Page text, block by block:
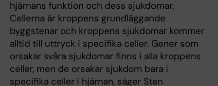
hjärnans funktion och dess sjukdomar.
Cellerna är kroppens grundläggande
byggstenar och kroppens sjukdomar kommer
alltid till uttryck i specifika celler. Gener som
orsakar svåra sjukdomar finns i alla kroppens
celler, men de orsakar sjukdom bara i
specifika celler i hjärnan, säger Sten